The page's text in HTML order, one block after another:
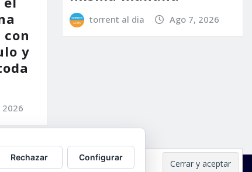
y
2026
torrent al dia Ago 7, 2026
Rechazar Configurar